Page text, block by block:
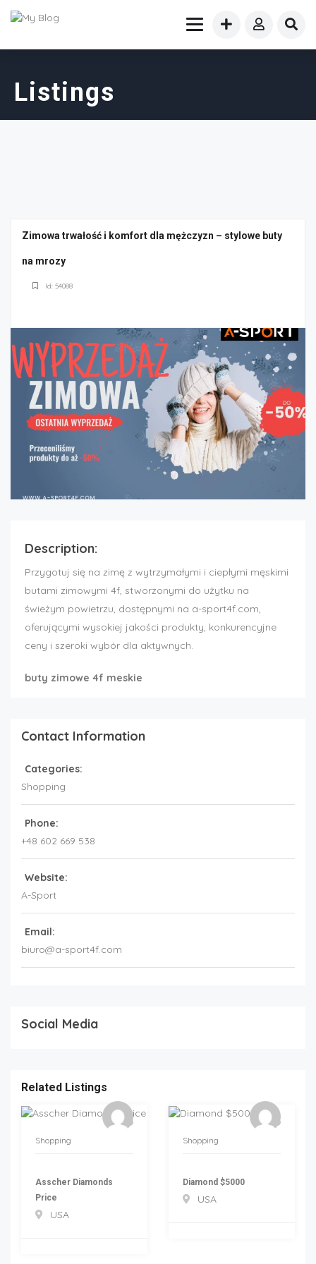
Listings
Zimowa trwałość i komfort dla mężczyzn – stylowe buty
na mrozy
Id: 54088
Description:
Przygotuj się na zimę z wytrzymałymi i ciepłymi męskimi
butami zimowymi 4f, stworzonymi do użytku na
świeżym powietrzu, dostępnymi na a-sport4f.com,
oferującymi wysokiej jakości produkty, konkurencyjne
ceny i szeroki wybór dla aktywnych.
buty zimowe 4f meskie
Contact Information
Categories:
Shopping
Phone:
+48 602 669 538
Website:
A-Sport
Email:
biuro@a-sport4f.com
Social Media
Related Listings
Shopping
Asscher Diamonds
Price
USA
Shopping
Diamond $5000
USA